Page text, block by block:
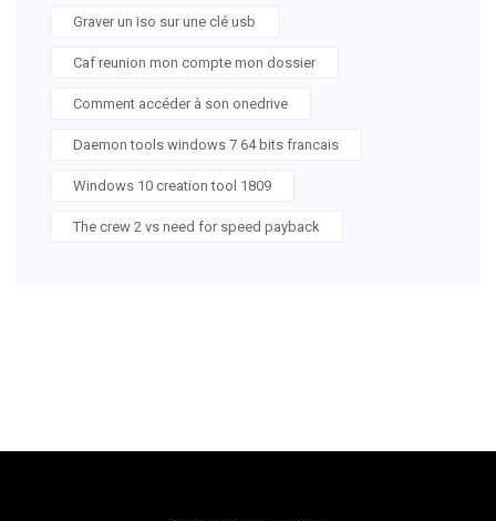
Graver un iso sur une clé usb
Caf reunion mon compte mon dossier
Comment accéder à son onedrive
Daemon tools windows 7 64 bits francais
Windows 10 creation tool 1809
The crew 2 vs need for speed payback